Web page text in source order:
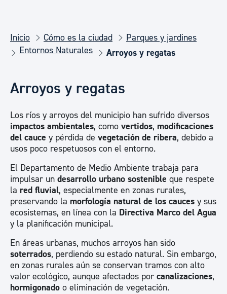
Inicio Cómo es la ciudad
Parques y jardines
Entornos Naturales
Arroyos y regatas
Arroyos y regatas
Los ríos y arroyos del municipio han sufrido diversos
impactos ambientales, como vertidos, modificaciones
del cauce y pérdida de vegetación de ribera, debido a
usos poco respetuosos con el entorno.
El Departamento de Medio Ambiente trabaja para
impulsar un desarrollo urbano sostenible que respete
la red fluvial, especialmente en zonas rurales,
preservando la morfología natural de los cauces y sus
ecosistemas, en línea con la Directiva Marco del Agua
y la planificación municipal.
En áreas urbanas, muchos arroyos han sido
soterrados, perdiendo su estado natural. Sin embargo,
en zonas rurales aún se conservan tramos con alto
valor ecológico, aunque afectados por canalizaciones,
hormigonado o eliminación de vegetación.